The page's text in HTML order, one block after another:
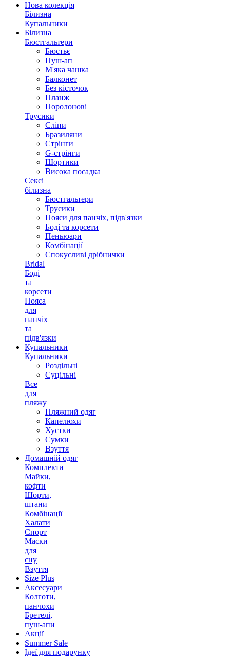
Нова колекція
Білизна
Купальники
Білизна
Бюстгальтери
Бюстьє
Пуш-ап
М'яка чашка
Балконет
Без кісточок
Планж
Поролонові
Трусики
Сліпи
Бразиляни
Стрінги
G-стрінги
Шортики
Висока посадка
Сексі
білизна
Бюстгальтери
Трусики
Пояси для панчіх, підв'язки
Боді та корсети
Пеньюари
Комбінації
Спокусливі дрібнички
Bridal
Боді
та
корсети
Пояса
для
панчіх
та
підв'язки
Купальники
Купальники
Роздільні
Суцільні
Все
для
пляжу
Пляжний одяг
Капелюхи
Хустки
Сумки
Взуття
Домашній одяг
Комплекти
Майки,
кофти
Шорти,
штани
Комбінації
Халати
Спорт
Маски
для
сну
Взуття
Size Plus
Аксесуари
Колготи,
панчохи
Бретелі,
пуш-апи
Акції
Summer Sale
Ідеї для подарунку